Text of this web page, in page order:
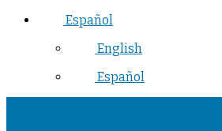
Español
English
Español